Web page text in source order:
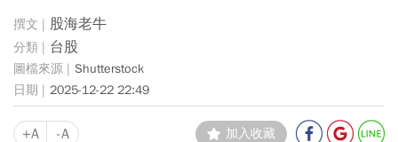
股海老牛
台股
Shutterstock
2025-12-22 22:49
+A -A 加入收藏